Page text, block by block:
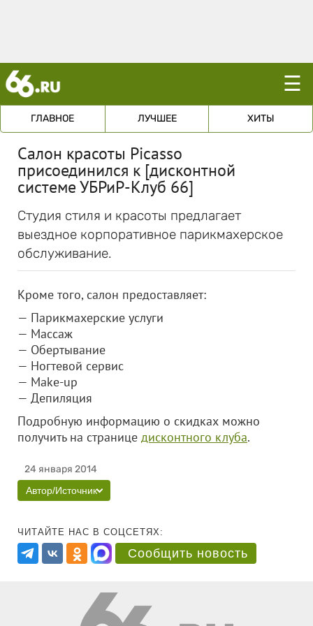
☰
ГЛАВНОЕ ЛУЧШЕЕ ХИТЫ
Салон красоты Picasso
присоединился к [дисконтной
системе УБРиР-Клуб 66]
Студия стиля и красоты предлагает
выездное корпоративное парикмахерское
обслуживание.
Кроме того, салон предоставляет:
— Парикмахерские услуги
— Массаж
— Обертывание
— Ногтевой сервис
— Make-up
— Депиляция
Подробную информацию о скидках можно
получить на странице дисконтного клуба.
24 января 2014
Автор/Источник
ЧИТАЙТЕ НАС В СОЦСЕТЯХ:
Сообщить новость